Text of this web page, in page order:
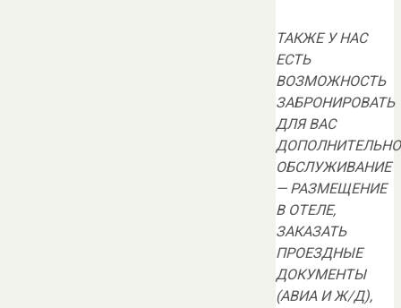
ТАКЖЕ У НАС
ЕСТЬ
ВОЗМОЖНОСТЬ
ЗАБРОНИРОВАТЬ
ДЛЯ ВАС
ОБСЛУЖИВАНИЕ
— РАЗМЕЩЕНИЕ
В ОТЕЛЕ,
ЗАКАЗАТЬ
ПРОЕЗДНЫЕ
ДОКУМЕНТЫ
(АВИА И Ж/Д),